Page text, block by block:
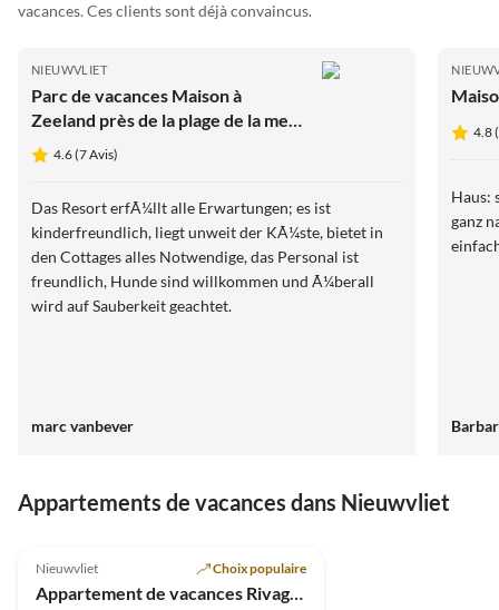
vacances. Ces clients sont déjà convaincus.
NIEUWVLIET
Parc de vacances Maison à
Zeeland près de la plage de la mer
du Nord
4.6 (7 Avis)
Das Resort erfÃ¼llt alle Erwartungen; es ist
kinderfreundlich, liegt unweit der KÃ¼ste, bietet in
den Cottages alles Notwendige, das Personal ist
freundlich, Hunde sind willkommen und Ã¼berall
wird auf Sauberkeit geachtet.
marc vanbever
4.8
Haus:
ganz
Appartements de vacances dans Nieuwvliet
Nieuwvliet Choix populaire
Appartement de vacances Rivage 30